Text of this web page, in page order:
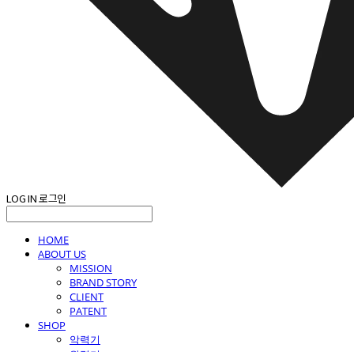
LOG IN로그인
HOME
ABOUT US
MISSION
BRAND STORY
CLIENT
PATENT
SHOP
악력기